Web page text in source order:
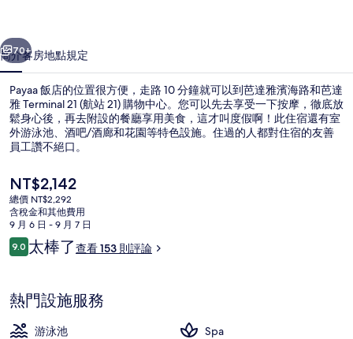
個 下一個
70+
簡介客房地點規定
Payaa 飯店的位置很方便，走路 10 分鐘就可以到芭達雅濱海路和芭達
雅 Terminal 21 (航站 21) 購物中心。您可以先去享受一下按摩，徹底放
鬆身心後，再去附設的餐廳享用美食，這才叫度假啊！此住宿還有室
外游泳池、酒吧/酒廊和花園等特色設施。住過的人都對住宿的友善
員工讚不絕口。
目
前
的
價
格
是
NT$2,142
總價 NT$2,292
含稅金和其他費用
9 月 6 日 - 9 月 7 日
評
論
9.09.0 分，滿分 10 分，
太棒了查看 153 則評論
熱門設施服務
游泳池
Spa